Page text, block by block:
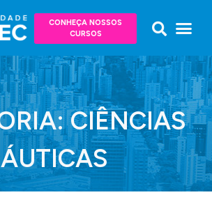
CONHEÇA NOSSOS
CURSOS
CIÊNCIAS